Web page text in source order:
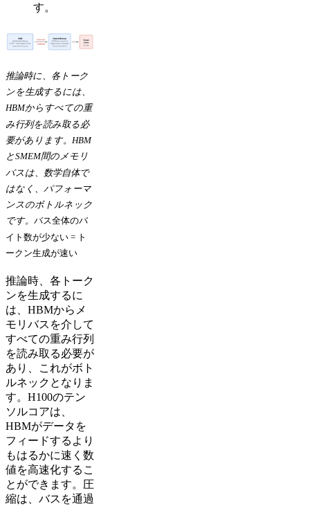
す。
推論時に、各トーク
ンを生成するには、
HBMからすべての重
み行列を読み取る必
要があります。HBM
とSMEM間のメモリ
バスは、数学自体で
はなく、パフォーマ
ンスのボトルネック
です。 バス全体のバ
イト数が少ない = ト
ークン生成が速い
推論時、各トーク
ンを生成するに
は、HBMからメ
モリバスを介して
すべての重み行列
を読み取る必要が
あり、これがボト
ルネックとなりま
す。H100のテン
ソルコアは、
HBMがデータを
フィードするより
もはるかに速く数
値を高速化するこ
とができます。圧
縮は、バスを通過